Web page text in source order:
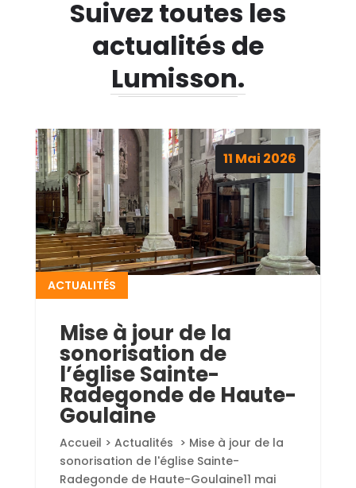
Suivez toutes les
actualités de
Lumisson.
Mise à jour de la
sonorisation de
l’église Sainte-
Radegonde de Haute-
Goulaine
ACTUALITÉS
Accueil > Actualités > Mise à jour de la
sonorisation de l'église Sainte-
Radegonde de Haute-Goulaine11 mai
11 Mai 2026